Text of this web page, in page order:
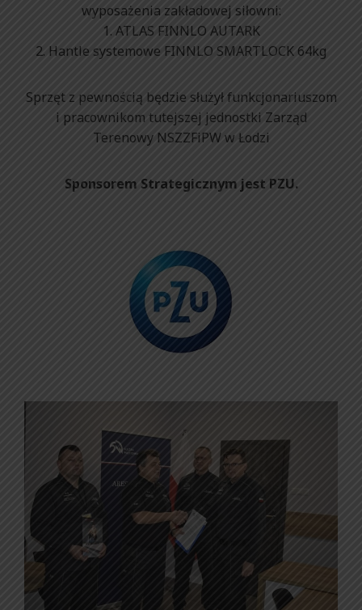
wyposażenia zakładowej siłowni:
1. ATLAS FINNLO AUTARK
2. Hantle systemowe FINNLO SMARTLOCK 64kg
Sprzęt z pewnością będzie służył funkcjonariuszom
i pracownikom tutejszej jednostki Zarząd
Terenowy NSZZFiPW w Łodzi
Sponsorem Strategicznym jest PZU.